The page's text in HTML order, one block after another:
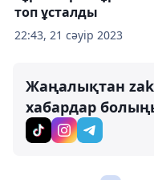
22:43, 21 сәуір 2023
топ ұсталды
Жаңалықтан
хабардар